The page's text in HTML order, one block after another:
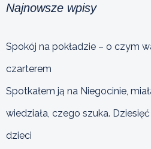
Najnowsze wpisy
Spokój na pokładzie – o czym
czarterem
Spotkałem ją na Niegocinie,
wiedziała, czego szuka.
dzieci